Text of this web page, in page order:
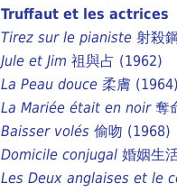
Truffaut et les actrices
Tirez sur le pianiste 射殺
Jule et Jim 祖與占 (1962)
La Peau douce 柔膚 (1964)
La Mariée était en noir奪
Baisser volés 偷吻 (1968)
Domicile conjugal 婚姻生
Les Deux anglaises et le